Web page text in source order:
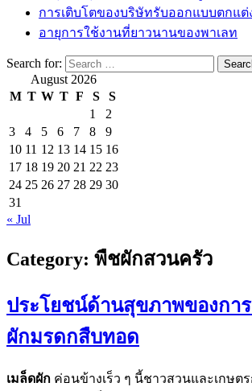
การเติบโตของบริษัทรับออกแบบตกแ
อายุการใช้งานที่ยาวนานของพาเลท
Search for:
August 2026
M T W T F S
S
1
2
3
4 5 6 7 8
9
10 11 12 13 14 15 16
17 18 19 20 21 22 23
24 25 26 27 28 29 30
31
« Jul
Category: พืชผักสวนครัว
ประโยชน์ด้านสุขภาพของกา
ผักมรดกสืบทอด
เมล็ดผัก ค่อนข้างเร็ว ๆ นี้ชาวสวนและเกษต